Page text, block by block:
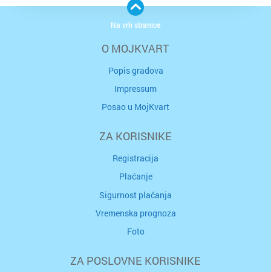
O MOJKVART
Popis gradova
Impressum
Posao u MojKvart
ZA KORISNIKE
Registracija
Plaćanje
Sigurnost plaćanja
Vremenska prognoza
Foto
ZA POSLOVNE KORISNIKE
Na vrh stranice